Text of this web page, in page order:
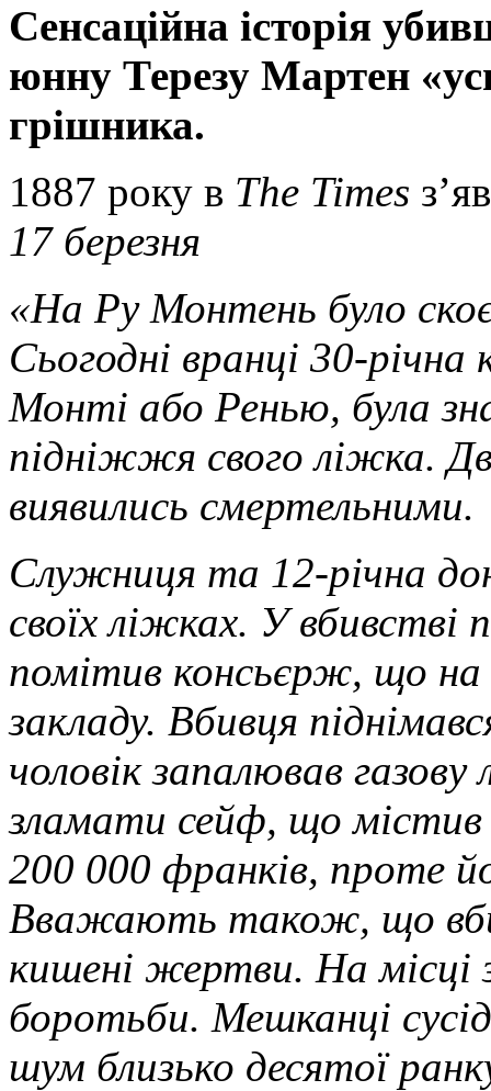
Сенсаційна історія
юнну Терезу Мартен
грішника.
1887 року в The Times
17 березня
«На Ру Монтень було
Сьогодні вранці 30-
Монті або Ренью, була
підніжжя свого ліжка.
виявились смертельними.
Служниця та 12-річна
своїх ліжках. У вбивстві
помітив консьєрж, що на
закладу. Вбивця
чоловік запалював
зламати сейф, що
200 000 франків, проте
Вважають також, що
кишені жертви. На місці
боротьби. Мешканці
шум близько десятої